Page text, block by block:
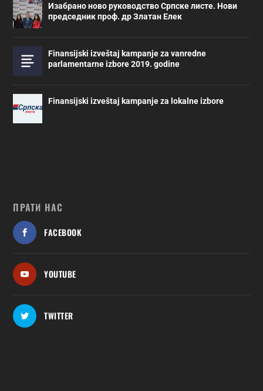
Изабрано ново руководство Српске листе. Нови
председник проф. др Златан Елек
Finansijski izveštaj kampanje za vanredne
parlamentarne izbore 2019. godine
Finansijski izveštaj kampanje za lokalne izbore
ПРАТИ НАС
FACEBOOK
YOUTUBE
TWITTER